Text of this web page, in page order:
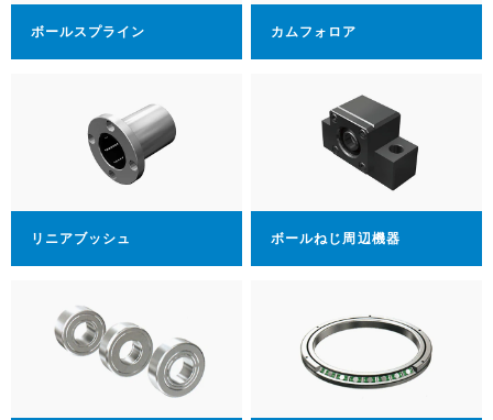
ボールスプライン カムフォロア
リニアブッシュ ボールねじ周辺機器